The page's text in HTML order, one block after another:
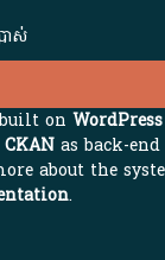
ាស់
onWordPress
CKAN as back-
about the
.